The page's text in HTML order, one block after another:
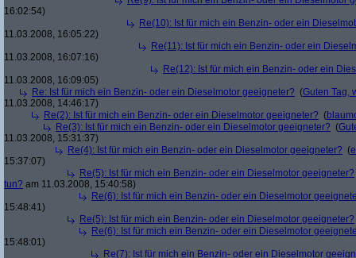
16:02:54)
Re(10): Ist für mich ein Benzin- oder ein
11.03.2008, 16:05:22)
Re(11): Ist für mich ein Benzin- oder ein
11.03.2008, 16:07:16)
Re(12): Ist für mich ein Benzin- oder ein
11.03.2008, 16:09:05)
Re: Ist für mich ein Benzin- oder ein Dieselmotor geeigneter? (Guten Tag,
11.03.2008, 14:46:17)
Re(2): Ist für mich ein Benzin- oder ein Dieselmotor geeigneter? (
Re(3): Ist für mich ein Benzin- oder ein Dieselmotor geeigneter? (
11.03.2008, 15:31:37)
Re(4): Ist für mich ein Benzin- oder ein Dieselmotor geeigneter? (
15:37:07)
Re(5): Ist für mich ein Benzin- oder ein Dieselmotor geeigneter?
tun? am 11.03.2008, 15:40:58)
Re(6): Ist für mich ein Benzin- oder ein Dieselmotor
15:48:41)
Re(5): Ist für mich ein Benzin- oder ein Dieselmotor geeigneter?
Re(6): Ist für mich ein Benzin- oder ein Dieselmotor
15:48:01)
Re(7): Ist für mich ein Benzin- oder ein Dieselmotor